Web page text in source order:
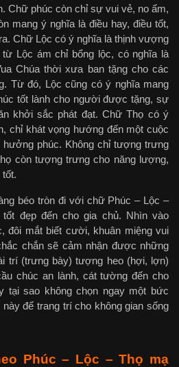
Chữ phúc còn chỉ sự vui vẻ, no ấm,
mang ý nghĩa là điều hay, điều tốt,
Chữ Lộc có ý nghĩa là thịnh vượng
Lộc ám chỉ bổng lộc, có nghĩa là
Chúa thời xưa ban tặng cho các
Từ đó, Lộc cũng có ý nghĩa mang
tốt lành cho người được tặng, sự
khởi sắc phát đạt. Chữ Thọ có ý
chỉ khát vọng hướng đến một cuộc
hưởng phúc. Không chỉ tượng trưng
còn tượng trưng cho năng lượng,
béo tròn đi với chữ Phúc – Lộc –
đẹp đến cho gia chủ. Nhìn vào
đôi mắt biết cười, khuân miệng vui
chắn sẽ cảm nhận được những
trí (trưng bày) tượng heo (hợi, lợn)
chúc an lành, cát tường đến cho
tại sao không chọn ngay một bức
để trang trí cho không gian sống
Phúc – Lộc – Thọ mạ